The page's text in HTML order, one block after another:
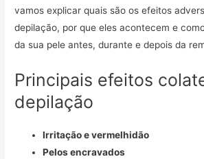
vamos explicar quais são os efeitos
depilação, por que eles acontecem e
da sua pele antes, durante e depois da
Principais efeitos
depilação
Irritação e vermelhidão
Pelos encravados